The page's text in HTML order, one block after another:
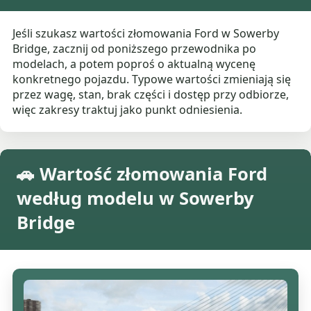
Jeśli szukasz wartości złomowania Ford w Sowerby
Bridge, zacznij od poniższego przewodnika po
modelach, a potem poproś o aktualną wycenę
konkretnego pojazdu. Typowe wartości zmieniają się
przez wagę, stan, brak części i dostęp przy odbiorze,
więc zakresy traktuj jako punkt odniesienia.
🚗 Wartość złomowania Ford
według modelu w Sowerby
Bridge